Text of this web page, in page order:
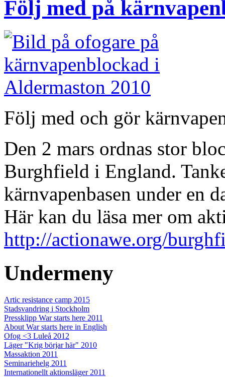
Följ med på
Följ med och gör
Den 2 mars ordnas stor
Burghfield i England.
kärnvapenbasen under en
Här kan du läsa mer om
http://actionawe.org/
Undermeny
Artic resistance camp 2015
Stadsvandring i Stockholm
Pressklipp War starts here 2011
About War starts here in English
Ofog <3 Luleå 2012
Läger "Krig börjar här" 2010
Massaktion 2011
Seminariehelg 2011
Internationellt aktionsläger 2011